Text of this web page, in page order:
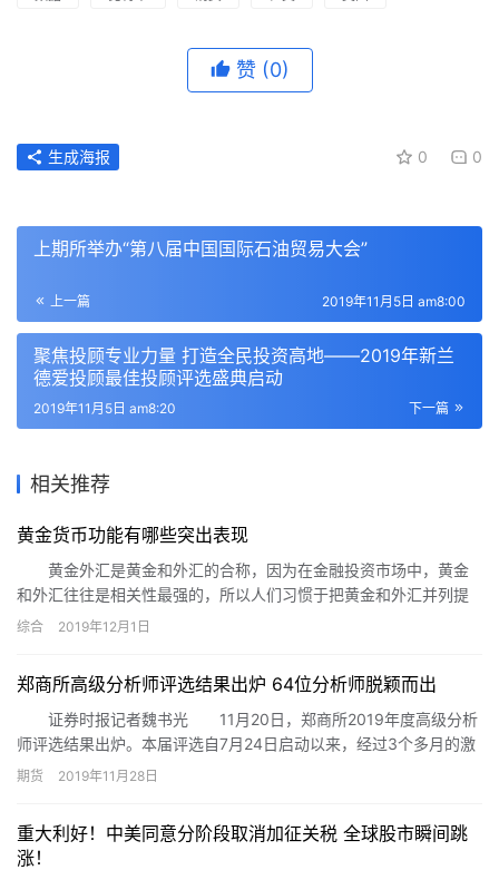
赞 (0)
0 0
生成海报
上期所举办“第八届中国国际石油贸易大会”
上一篇 2019年11月5日 am8:00
聚焦投顾专业力量 打造全民投资高地――2019年新兰
德爱投顾最佳投顾评选盛典启动
下一篇
2019年11月5日 am8:20
相关推荐
黄金货币功能有哪些突出表现
黄金外汇是黄金和外汇的合称，因为在金融投资市场中，黄金
和外汇往往是相关性最强的，所以人们习惯于把黄金和外汇并列提
及。黄金市场是一个全球性的市场，可以24小时在世界各地不停交
综合 2019年12月1日
郑商所高级分析师评选结果出炉 64位分析师脱颖而出
证券时报记者魏书光 11月20日，郑商所2019年度高级分析
师评选结果出炉。本届评选自7月24日启动以来，经过3个多月的激
烈角逐，最终有64位分析师获奖，另外还有11位分析师获评“资深高
人、玻璃组3人、铁合金组3人、期权组5人。
期货 2019年11月28日
重大利好！中美同意分阶段取消加征关税 全球股市瞬间跳
涨！